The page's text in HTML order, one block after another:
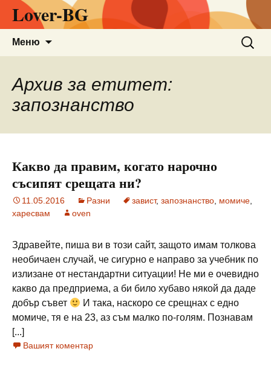
Lover-BG
Меню
за:
Архив за етитет:
запознанство
Какво да правим, когато нарочно
съсипят срещата ни?
11.05.2016 Разни завист, запознанство момиче
харесвам
oven
Здравейте, пиша ви в този сайт, защото имам толкова
необичаен случай, че сигурно е направо за учебник по
излизане от нестандартни ситуации! Не ми е очевидно
какво да предприема, а би било хубаво някой да даде
добър съвет
И така, наскоро се срещнах с едно
момиче, тя е на 23, аз съм малко по-голям. Познавам
[...]
Вашият коментар